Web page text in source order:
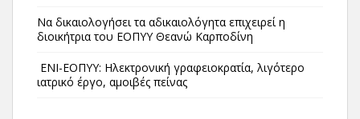
Να δικαιολογήσει τα αδικαιολόγητα επιχειρεί η
διοικήτρια του ΕΟΠΥΥ Θεανώ Καρποδίνη
ΕΝΙ-ΕΟΠΥΥ: Ηλεκτρονική γραφειοκρατία, λιγότερο
ιατρικό έργο, αμοιβές πείνας